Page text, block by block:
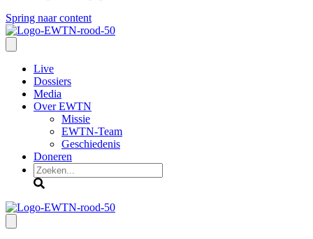
Spring naar content
Live
Dossiers
Media
Over EWTN
Missie
EWTN-Team
Geschiedenis
Doneren